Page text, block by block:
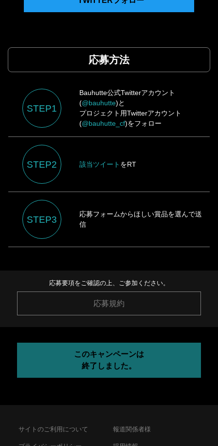
応募方法
STEP1
Bauhutte公式Twitterアカウント
(@bauhutte)と
プロジェクト用Twitterアカウント
(@bauhutte_cf)をフォロー
STEP2 該当ツイート をRT
STEP3
応募フォームからほしい賞品を選んで送
信
応募要項をご確認の上、ご参加ください。
応募規約
このキャンペーンは
終了しました。
サイトのご利用について 報道関係者様